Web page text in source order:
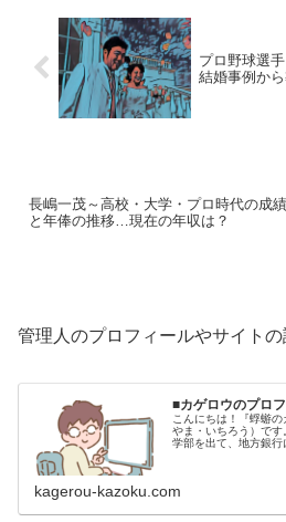
プロ野球選
結婚事例か
長嶋一茂～高校・大学・プロ時代の成績
と年俸の推移…現在の年収は？
管理人のプロフィールやサイトの
■カゲロウのプロ
こんにちは！『蜉蝣
やま・いちろう）で
学部を出て、地方銀
kagerou-kazoku.com